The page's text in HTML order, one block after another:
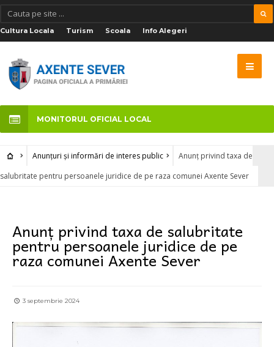
Cultura Locala Turism Scoala Info Alegeri
MONITORUL OFICIAL LOCAL
Anunțuri și informări de interes public
Anunț privind taxa de
salubritate pentru persoanele juridice de pe raza comunei Axente Sever
Anunț privind taxa de salubritate
pentru persoanele juridice de pe
raza comunei Axente Sever
3 septembrie 2024